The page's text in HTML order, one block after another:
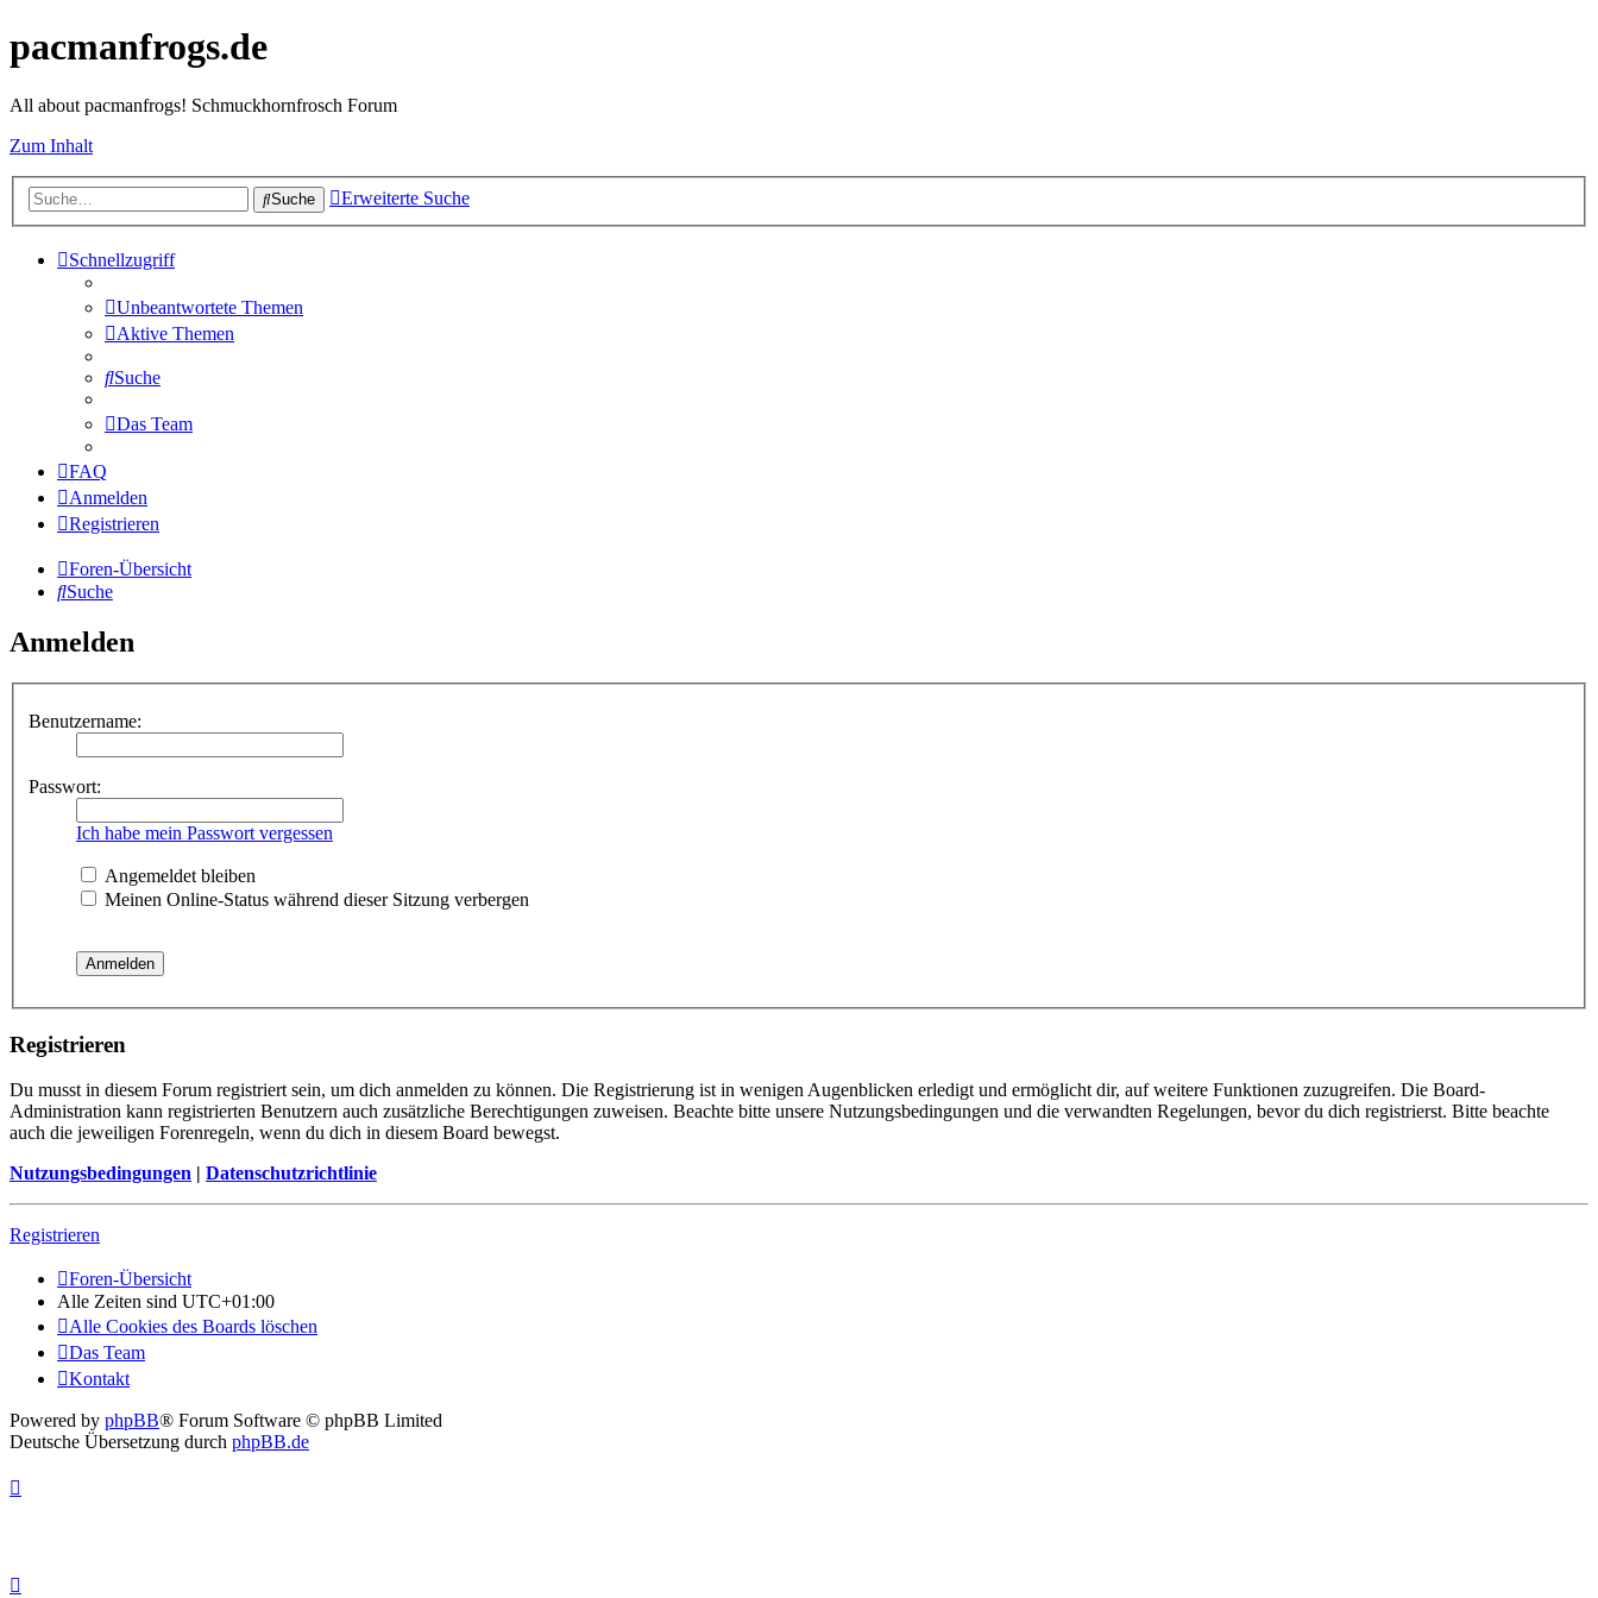
pacmanfrogs.de
All about pacmanfrogs! Schmuckhornfrosch Forum
Zum Inhalt
Suche Erweiterte Suche
Schnellzugriff
Unbeantwortete Themen
Aktive Themen
Suche
Das Team
FAQ
Anmelden
Registrieren
Foren-Übersicht
Suche
Anmelden
Benutzername:
Passwort:
Ich habe mein Passwort vergessen
Angemeldet bleiben
Meinen Online-Status während dieser Sitzung verbergen
Registrieren
Du musst in diesem Forum registriert sein, um dich anmelden zu können. Die Registrierung ist in wenigen Augenblicken erledigt und ermöglicht dir, auf weitere Funktionen zuzugreifen. Die Board-
Administration kann registrierten Benutzern auch zusätzliche Berechtigungen zuweisen. Beachte bitte unsere Nutzungsbedingungen und die verwandten Regelungen, bevor du dich registrierst. Bitte beachte
auch die jeweiligen Forenregeln, wenn du dich in diesem Board bewegst.
Nutzungsbedingungen | Datenschutzrichtlinie
Registrieren
Foren-Übersicht
Alle Zeiten sind UTC+01:00
Alle Cookies des Boards löschen
Das Team
Kontakt
Powered by phpBB® Forum Software © phpBB Limited
Deutsche Übersetzung durch phpBB.de